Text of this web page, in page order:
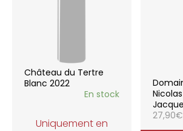
Château du Tertre
Blanc 2022
En stock
Uniquement en
27,90€